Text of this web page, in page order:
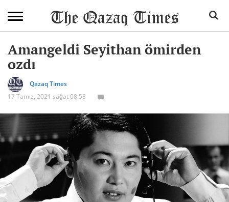
Amangeldi Seyithan ömirden
ozdı
Qazaq Times
17 Tamız, 2021 sağat 08:58